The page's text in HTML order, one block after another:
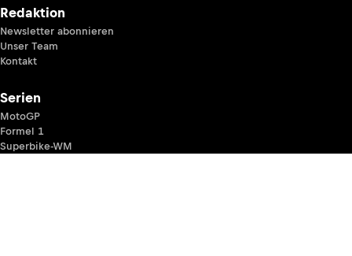
Redaktion
Newsletter abonnieren
Unser Team
Kontakt
Serien
MotoGP
Formel 1
Superbike-WM